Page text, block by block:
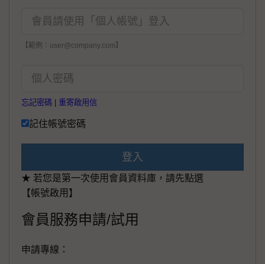
【範例：user@company.com】
忘記密碼 重寄啟用信
記住帳號密碼
登入
★ 若您是第一次使用會員資料庫，請先點選
【帳號啟用】
會員服務申請/試用
申請專線：